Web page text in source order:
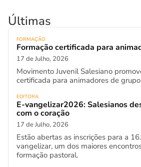
Últimas
FORMAÇÃO
Formação certificada para
17 de Julho, 2026
Movimento Juvenil Salesiano
certificada para animadores de
EDITORA
E-vangelizar2026: Salesianos
com o coração
17 de Julho, 2026
Estão abertas as inscrições para a
vangelizar, um dos maiores
formação pastoral.